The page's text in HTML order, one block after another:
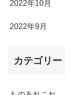
2022年10月
2022年9月
カテゴリー